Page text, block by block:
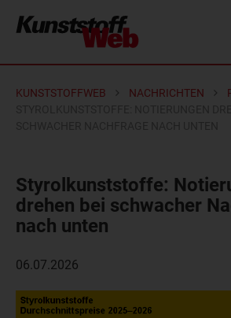
KUNSTSTOFFWEB NACHRICHTEN
Styrolkunststoffe:
drehen bei schwacher
nach unten
06.07.2026